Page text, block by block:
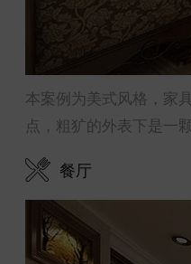
本案例为美式风格，家
点，粗犷的外表下是一
餐厅